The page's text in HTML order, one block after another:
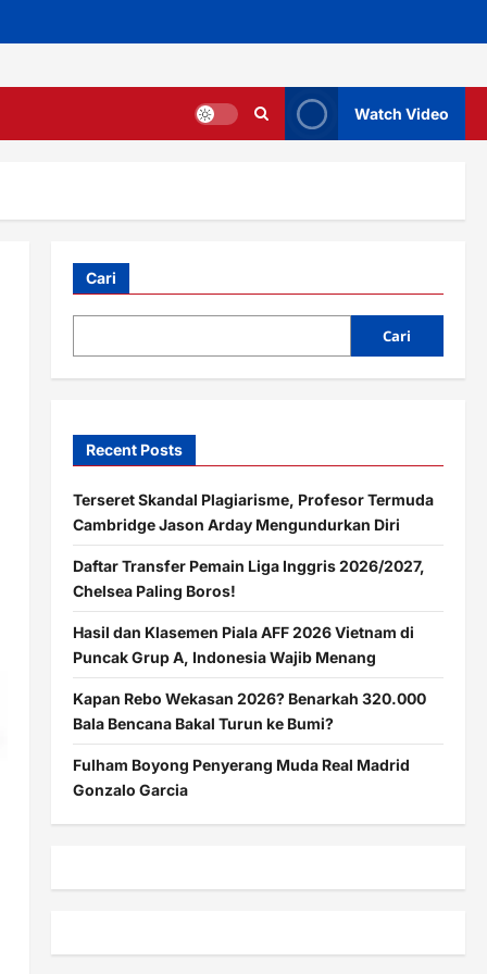
Watch Video
Cari
Cari
Recent Posts
Terseret Skandal Plagiarisme, Profesor Termuda
Cambridge Jason Arday Mengundurkan Diri
Daftar Transfer Pemain Liga Inggris 2026/2027,
Chelsea Paling Boros!
Hasil dan Klasemen Piala AFF 2026 Vietnam di
Puncak Grup A, Indonesia Wajib Menang
Kapan Rebo Wekasan 2026? Benarkah 320.000
Bala Bencana Bakal Turun ke Bumi?
Fulham Boyong Penyerang Muda Real Madrid
Gonzalo Garcia